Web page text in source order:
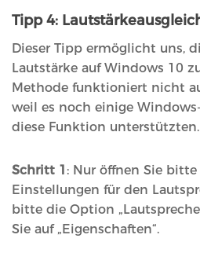
Tipp 4:
Dieser Tipp ermöglicht uns,
Lautstärke auf Windows 10
Methode funktioniert nicht
weil es noch einige
diese Funktion unterstützten.
Schritt 1 : Nur öffnen Sie
Einstellungen für den
bitte die Option
Sie auf „Eigenschaften“.